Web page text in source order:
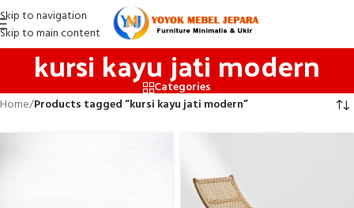
Skip to navigation
Skip to main content
kursi kayu jati modern
Categories
Home/Products tagged “kursi kayu jati modern”